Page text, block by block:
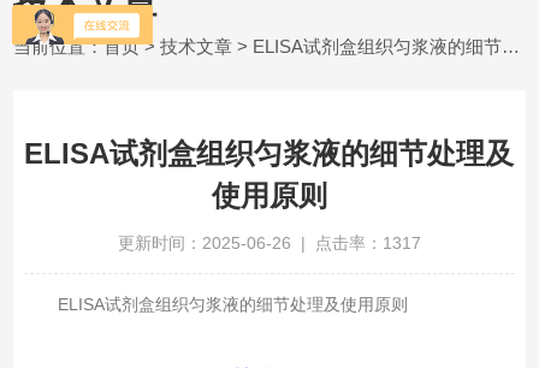
当前位置：首页>技术文章 > ELISA试剂盒组织匀浆液的细节处理及使用原则
ELISA试剂盒组织匀浆液的细节处理及
使用原则
更新时间：2025-06-26 | 点击率：1317
ELISA试剂盒组织匀浆液的细节处理及使用原则